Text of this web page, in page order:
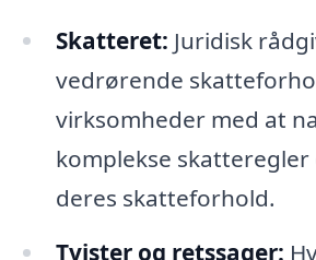
Skatteret: Juridisk
vedrørende
virksomheder med at
komplekse
deres skatteforhold.
Tvister og retssager: